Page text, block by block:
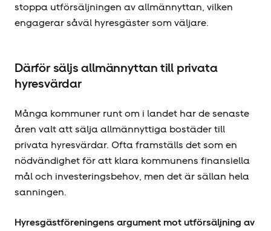
stoppa utförsäljningen av allmännyttan, vilken
engagerar såväl hyresgäster som väljare.
Därför säljs allmännyttan till privata
hyresvärdar
Många kommuner runt om i landet har de senaste
åren valt att sälja allmännyttiga bostäder till
privata hyresvärdar. Ofta framställs det som en
nödvändighet för att klara kommunens finansiella
mål och investeringsbehov, men det är sällan hela
sanningen.
Hyresgäst­föreningens argument mot utförsäljning av